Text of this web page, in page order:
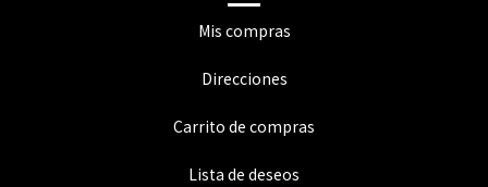
Mis compras
Direcciones
Carrito de compras
Lista de deseos